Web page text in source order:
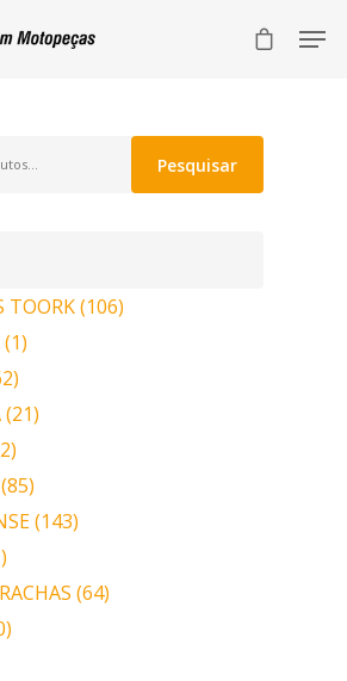
Pesquisar
TOORK(106)
(1)
(21)
(85)
(143)
(64)